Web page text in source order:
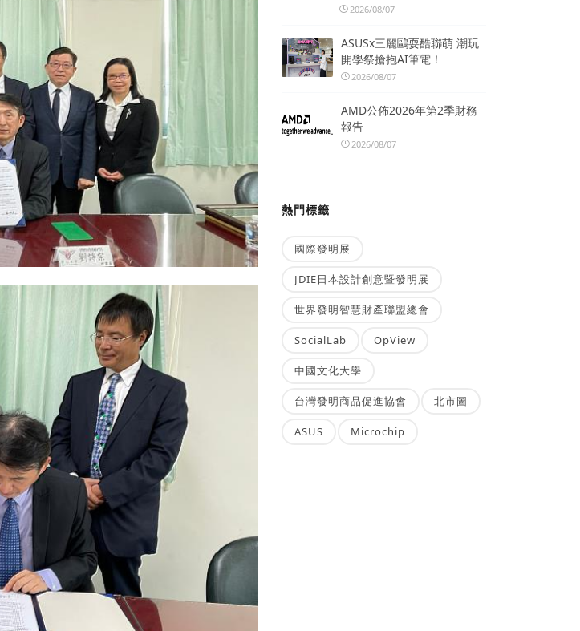
2026/08/07
ASUSx三麗鷗耍酷聯萌 潮玩
開學祭搶抱AI筆電！
2026/08/07
AMD公佈2026年第2季財務
報告
2026/08/07
熱門標籤
國際發明展
JDIE日本設計創意暨發明展
世界發明智慧財產聯盟總會
SocialLab OpView
中國文化大學
台灣發明商品促進協會 北市圖
ASUS Microchip